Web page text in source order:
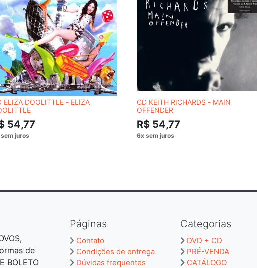
ELIZA DOOLITTLE - ELIZA
54,77
CD KEITH RICHARDS - MAIN
OFFENDER
R$ 54,77
Páginas
Contato
Condições de entrega
Dúvidas frequentes
Categorias
DVD + CD
PRÉ-VENDA
CATÁLOGO
de
BOLETO